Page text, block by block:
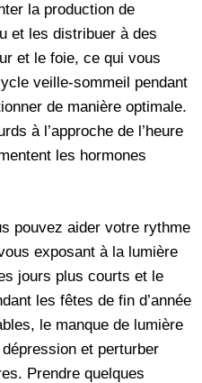
la production de
et les distribuer à des
et le foie, ce qui vous
veille-sommeil pendant
de manière optimale.
à l’approche de l’heure
les hormones
pouvez aider votre rythme
exposant à la lumière
jours plus courts et le
les fêtes de fin d’année
le manque de lumière
et perturber
Prendre quelques